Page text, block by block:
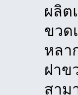
ผลิต
ขวด
หลา
ฝาข
สาม